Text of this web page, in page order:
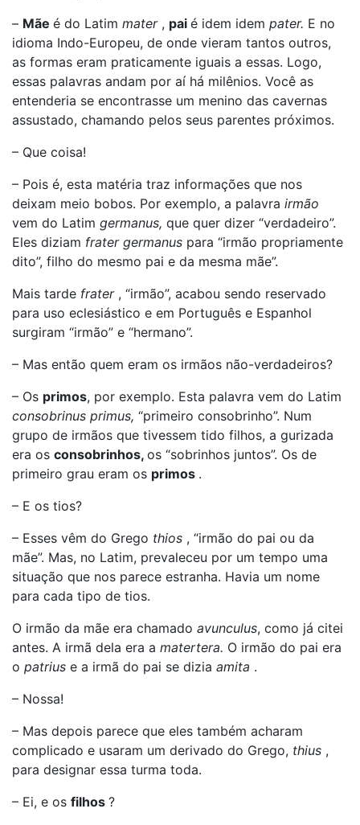
– Mãe é do Latim mater , pai é idem idem pater. E no
idioma Indo-Europeu, de onde vieram tantos outros,
as formas eram praticamente iguais a essas. Logo,
essas palavras andam por aí há milênios. Você as
entenderia se encontrasse um menino das cavernas
assustado, chamando pelos seus parentes próximos.
– Que coisa!
– Pois é, esta matéria traz informações que nos
deixam meio bobos. Por exemplo, a palavra irmão
vem do Latim germanus, que quer dizer “verdadeiro”.
Eles diziam frater germanus para “irmão propriamente
dito”, filho do mesmo pai e da mesma mãe”.
Mais tarde frater , “irmão”, acabou sendo reservado
para uso eclesiástico e em Português e Espanhol
surgiram “irmão” e “hermano”.
– Mas então quem eram os irmãos não-verdadeiros?
– Os primos, por exemplo. Esta palavra vem do Latim
consobrinus primus, “primeiro consobrinho”. Num
grupo de irmãos que tivessem tido filhos, a gurizada
era os consobrinhos, os “sobrinhos juntos”. Os de
primeiro grau eram os primos .
– E os tios?
– Esses vêm do Grego thios , “irmão do pai ou da
mãe”. Mas, no Latim, prevaleceu por um tempo uma
situação que nos parece estranha. Havia um nome
para cada tipo de tios.
O irmão da mãe era chamado avunculus, como já citei
antes. A irmã dela era a matertera. O irmão do pai era
o patrius e a irmã do pai se dizia amita .
– Nossa!
– Mas depois parece que eles também acharam
complicado e usaram um derivado do Grego, thius ,
para designar essa turma toda.
– Ei, e os filhos ?